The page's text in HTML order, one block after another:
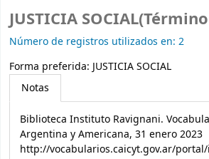
JUSTICIA
Número de registros utilizados en: 2
Forma preferida: JUSTICIA SOCIAL
Notas
Biblioteca Instituto Ravignani.
Argentina y Americana, 31 enero 2023
http://vocabularios.caicyt.gov.ar/